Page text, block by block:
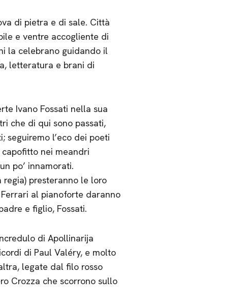
di pietra e di sale. Città
e ventre accogliente di
la celebrano guidando il
letteratura e brani di
Ivano Fossati nella sua
che di qui sono passati,
seguiremo l’eco dei poeti
nei meandri
po’ innamorati.
presteranno le loro
al pianoforte daranno
e figlio, Fossati.
di Apollinarija
di Paul Valéry, e molto
legate dal filo rosso
Crozza che scorrono sullo